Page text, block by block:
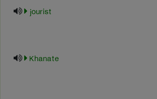
jourist
Khanate